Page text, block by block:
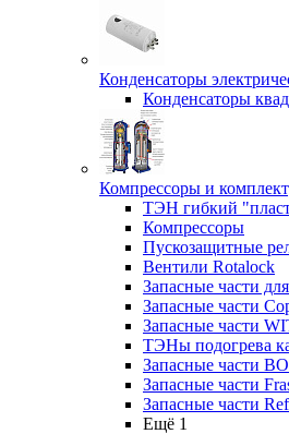
Конденсаторы
Конденсаторы
Компрессоры и
ТЭН гибкий
Компрессоры
Пускозащитные
Вентили Rotalock
Запасные части
Запасные части
Запасные части
ТЭНы подогрева
Запасные части
Запасные части
Запасные части
Ещё 1